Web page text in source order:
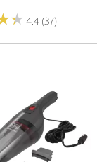
★
★ 4.4 (37)